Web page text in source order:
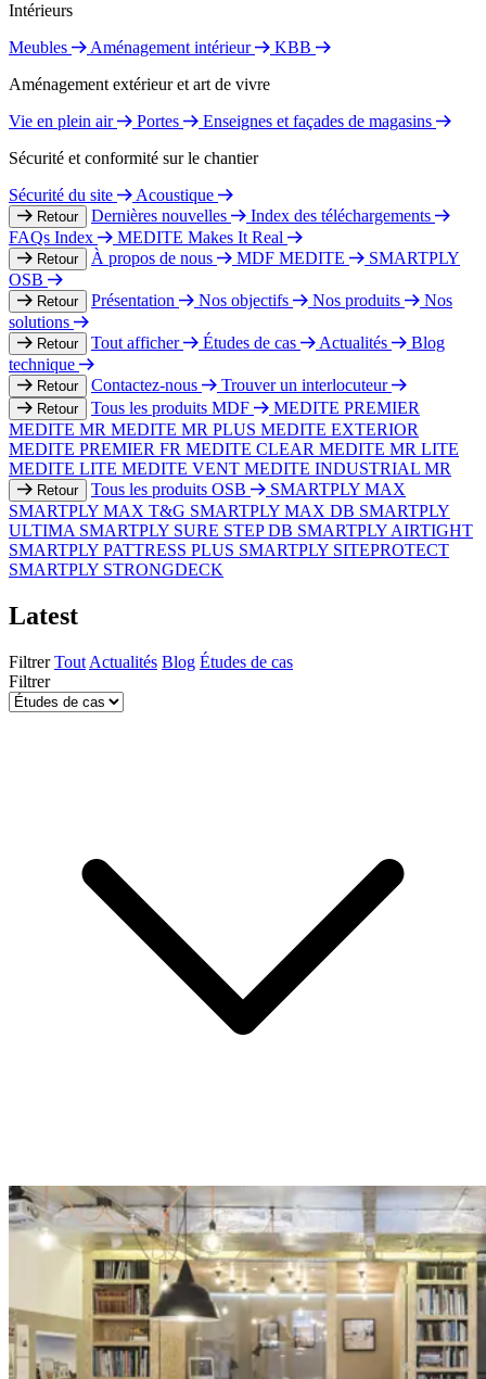
Intérieurs
Meubles
Aménagement intérieur
KBB
Aménagement extérieur et art de vivre
Vie en plein air
Portes
Enseignes et façades de magasins
Sécurité et conformité sur le chantier
Sécurité du site
Acoustique
Retour Dernières nouvelles
Index des téléchargements
FAQs Index
MEDITE Makes It Real
Retour À propos de nous MDF MEDITE
SMARTPLY
OSB
Retour Présentation Nos objectifs Nos produits
Nos
solutions
Retour Tout afficher Études de cas Actualités
Blog
technique
Retour Contactez-nous Trouver un interlocuteur
Retour Tous les produits MDF
MEDITE PREMIER
MEDITE MR MEDITE MR PLUS MEDITE EXTERIOR
MEDITE PREMIER FR MEDITE CLEAR MEDITE MR LITE
MEDITE LITE MEDITE VENT MEDITE INDUSTRIAL MR
Retour Tous les produits OSB
SMARTPLY MAX
SMARTPLY MAX T&G SMARTPLY MAX DB SMARTPLY
ULTIMA SMARTPLY SURE STEP DB SMARTPLY AIRTIGHT
SMARTPLY PATTRESS PLUS SMARTPLY SITEPROTECT
SMARTPLY STRONGDECK
Latest
Filtrer Tout Actualités Blog Études de cas
Filtrer